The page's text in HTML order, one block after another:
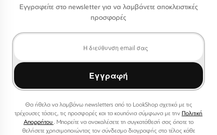
Εγγραφείτε στο newsletter για να λαμβάνετε αποκλειστικές
προσφορές
Εγγραφή
Θα ήθελα να λαμβάνω newsletters από το LookShop σχετικά με τις
τρέχουσες τάσεις, τις προσφορές και τα κουπόνια σύμφωνα με την Πολιτική
Απορρήτου . Μπορείτε να ανακαλέσετε τη συγκατάθεσή σας όποτε το
θελήσετε χρησιμοποιώντας τον σύνδεσμο διαγραφής στο τέλος κάθε